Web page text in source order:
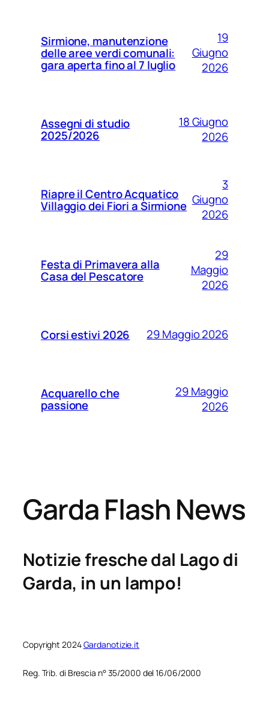
Sirmione, manutenzione
delle aree verdi comunali:
gara aperta fino al 7 luglio
19
Giugno
2026
Assegni di studio
2025/2026
18 Giugno
2026
Riapre il Centro Acquatico
Villaggio dei Fiori a Sirmione
3
Giugno
2026
Festa di Primavera alla
Casa del Pescatore
29
Maggio
2026
Corsi estivi 2026 29 Maggio 2026
Acquarello che
passione
29 Maggio
2026
Garda Flash News
Notizie fresche dal Lago di
Garda, in un lampo!
Copyright 2024Gardanotizie.it
Reg. Trib. di Brescia n° 35/2000 del 16/06/2000